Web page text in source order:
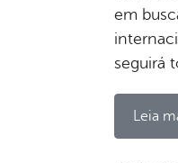
em
seguirá
Leia